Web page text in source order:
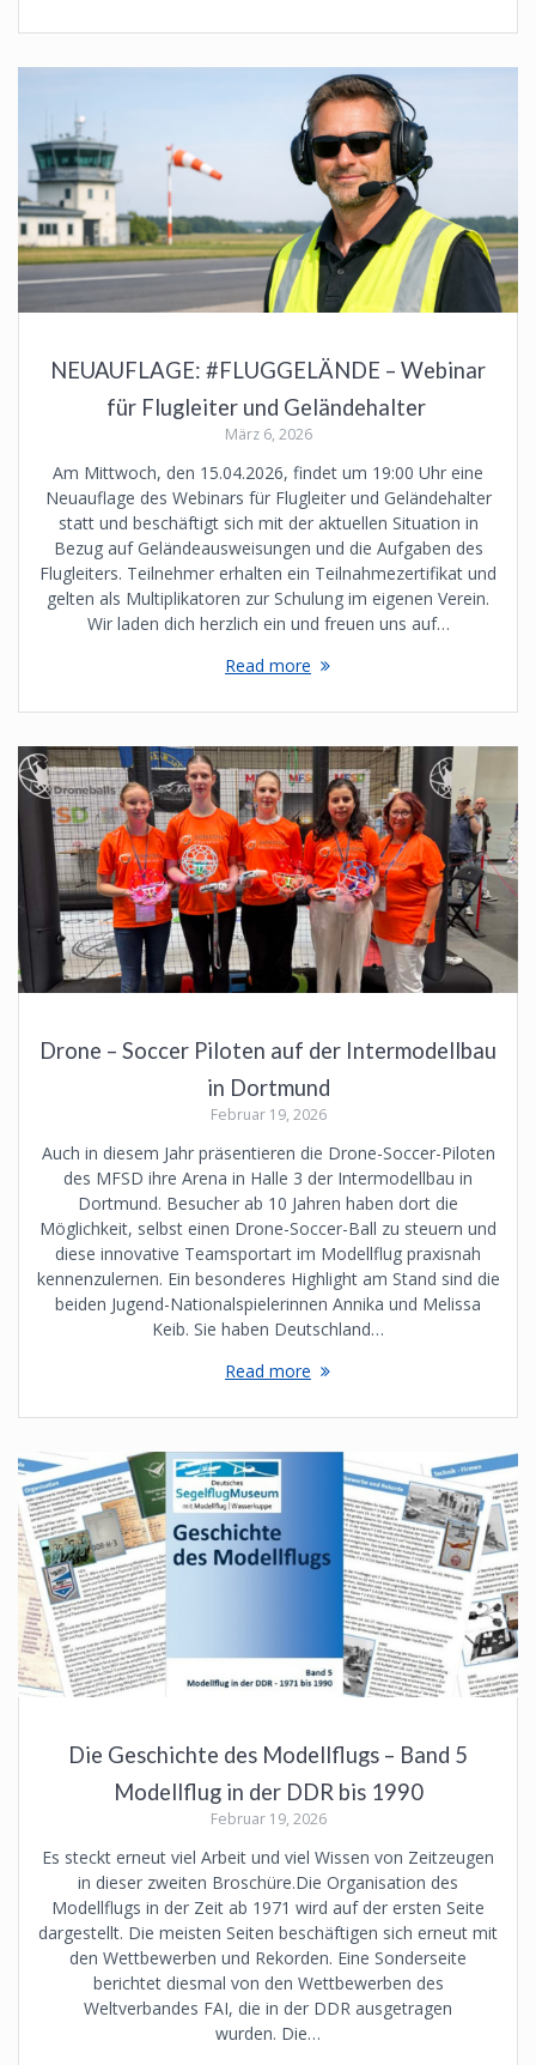
NEUAUFLAGE: #FLUGGELÄNDE – Webinar
für Flugleiter und Geländehalter
März 6, 2026
Am Mittwoch, den 15.04.2026, findet um 19:00 Uhr eine
Neuauflage des Webinars für Flugleiter und Geländehalter
statt und beschäftigt sich mit der aktuellen Situation in
Bezug auf Geländeausweisungen und die Aufgaben des
Flugleiters. Teilnehmer erhalten ein Teilnahmezertifikat und
gelten als Multiplikatoren zur Schulung im eigenen Verein.
Wir laden dich herzlich ein und freuen uns auf…
Read more
Drone – Soccer Piloten auf der Intermodellbau
in Dortmund
Februar 19, 2026
Auch in diesem Jahr präsentieren die Drone-Soccer-Piloten
des MFSD ihre Arena in Halle 3 der Intermodellbau in
Dortmund. Besucher ab 10 Jahren haben dort die
Möglichkeit, selbst einen Drone-Soccer-Ball zu steuern und
diese innovative Teamsportart im Modellflug praxisnah
kennenzulernen. Ein besonderes Highlight am Stand sind die
beiden Jugend-Nationalspielerinnen Annika und Melissa
Keib. Sie haben Deutschland…
Read more
Die Geschichte des Modellflugs – Band 5
Modellflug in der DDR bis 1990
Februar 19, 2026
Es steckt erneut viel Arbeit und viel Wissen von Zeitzeugen
in dieser zweiten Broschüre.Die Organisation des
Modellflugs in der Zeit ab 1971 wird auf der ersten Seite
dargestellt. Die meisten Seiten beschäftigen sich erneut mit
den Wettbewerben und Rekorden. Eine Sonderseite
berichtet diesmal von den Wettbewerben des
Weltverbandes FAI, die in der DDR ausgetragen
wurden. Die…